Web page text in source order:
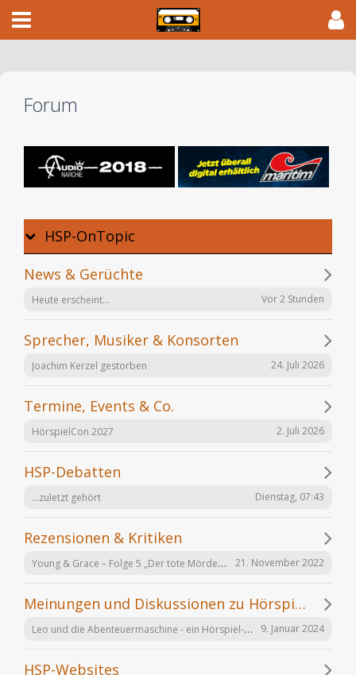
Forum
HSP-OnTopic
News & Gerüchte
Heute erscheint... Vor 2 Stunden
Sprecher, Musiker & Konsorten
Joachim Kerzel gestorben 24. Juli 2026
Termine, Events & Co.
HörspielCon 2027 2. Juli 2026
HSP-Debatten
...zuletzt gehört Dienstag, 07:43
Rezensionen & Kritiken
Young & Grace – Folge 5 „Der tote Mörder“ von TOS Hörfabrik 21. November 2022
Meinungen und Diskussionen zu Hörspielen und Hörbüchern
Leo und die Abenteuermaschine - ein Hörspiel-Desaster mit Happy End 9. Januar 2024
HSP-Websites